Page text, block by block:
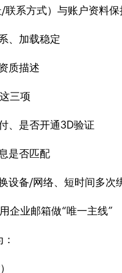
联系方式）与账户资料
、加载稳定
质描述
三项
、是否开通3D验证
是否匹配
设备/网络、短时间多次
企业邮箱做“唯一主线”